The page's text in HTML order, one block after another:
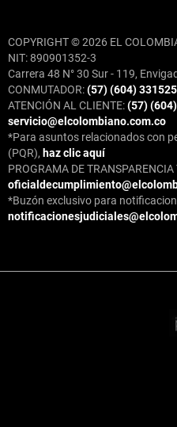
COPYRIGHT © 2026 EL
NIT: 890901352-3
Carrera 48 N° 30 Sur - 119,
CONMUTADOR:(57) (604)
ATENCIÓN AL CLIENTE:(57)
servicio@elcolombiano.com.co
*Para asuntos relacionados con
(PQR), haz clic aquí
PROGRAMA DE
*Buzón exclusivo para